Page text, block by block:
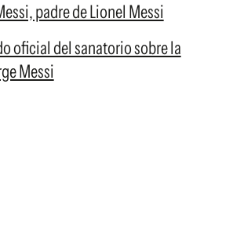
padre de Lionel Messi
oficial del sanatorio sobre la
Messi